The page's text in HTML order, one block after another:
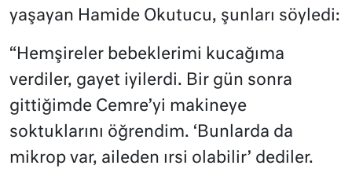
yaşayan Hamide Okutucu, şunları söyledi:
“Hemşireler bebeklerimi kucağıma
verdiler, gayet iyilerdi. Bir gün sonra
gittiğimde Cemre’yi makineye
soktuklarını öğrendim. ‘Bunlarda da
mikrop var, aileden ırsi olabilir’ dediler.